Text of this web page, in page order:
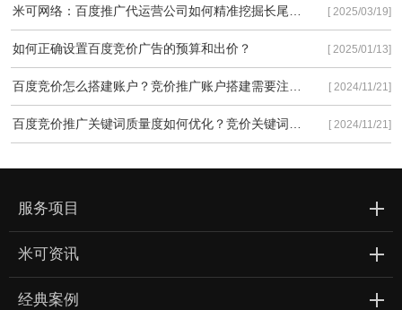
[ 2025/03/19]
如何正确设置百度竞价广告的预算和出价？ [ 2025/01/13]
[ 2024/11/21]
[ 2024/11/21]
服务项目
米可资讯
经典案例